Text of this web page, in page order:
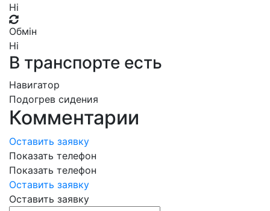
Ні
Обмін
Ні
В транспорте есть
Навигатор
Подогрев сидения
Комментарии
Оставить заявку
Показать телефон
Показать телефон
Оставить заявку
Оставить заявку